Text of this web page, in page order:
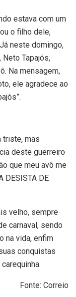
estava com um
o filho dele,
neste domingo,
Tapajós,
Na mensagem,
ele agradece ao
triste, mas
deste guerreiro
que meu avô me
DESISTA DE
velho, sempre
carnaval, sendo
na vida, enfim
conquistas
Fonte: Correio